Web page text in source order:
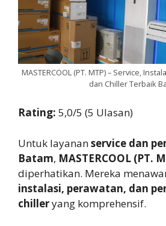
MASTERCOOL (PT. MTP) – Service,
dan Chiller Terbaik
Rating: 5,0/5 (5 Ulasan)
Untuk layananservice dan
Batam, MASTERCOOL (PT.
diperhatikan. Mereka
instalasi, perawatan, dan
chilleryang komprehensif.